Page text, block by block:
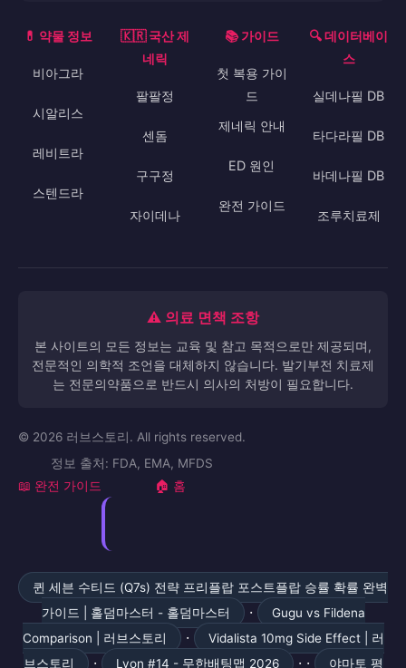
💊 약물 정보
비아그라
시알리스
레비트라
스텐드라
🇰🇷 국산 제
네릭
팔팔정
센돔
구구정
자이데나
📚 가이드
첫 복용 가이
드
제네릭 안내
ED 원인
완전 가이드
🔍 데이터베이
스
실데나필 DB
타다라필 DB
바데나필 DB
조루치료제
⚠️ 의료 면책 조항
본 사이트의 모든 정보는 교육 및 참고 목적으로만 제공되며,
전문적인 의학적 조언을 대체하지 않습니다. 발기부전 치료제
는 전문의약품으로 반드시 의사의 처방이 필요합니다.
© 2026 러브스토리. All rights reserved.
정보 출처: FDA, EMA, MFDS
📖 완전 가이드 🏠 홈
퀸 세븐 수티드 (Q7s) 전략 프리플랍 포스트플랍 승률 확률 완벽
가이드 | 홀덤마스터 - 홀덤마스터
·
Gugu vs Fildena
Comparison | 러브스토리
·
Vidalista 10mg Side Effect | 러
브스토리
· Lyon #14 - 무한배팅맵 2026 · · 야마토 평